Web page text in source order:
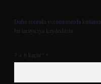
Daha sonraki yorumlarımda
bu tarayıcıya kaydedilsin.
7 + 8 kaçtır? *